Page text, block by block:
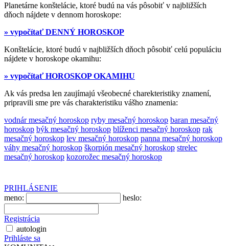
Planetárne konštelácie, ktoré budú na vás pôsobiť v najbližších
dňoch nájdete v dennom horoskope:
» vypočítať DENNÝ HOROSKOP
Konštelácie, ktoré budú v najbližších dňoch pôsobiť celú populáciu
nájdete v horoskope okamihu:
» vypočítať HOROSKOP OKAMIHU
Ak vás predsa len zaujímajú všeobecné charekteristiky znamení,
pripravili sme pre vás charakteristiku vášho znamenia:
vodnár mesačný horoskop ryby mesačný horoskop baran mesačný
horoskop býk mesačný horoskop blíženci mesačný horoskop rak
mesačný horoskop lev mesačný horoskop panna mesačný horoskop
váhy mesačný horoskop škorpión mesačný horoskop strelec
mesačný horoskop kozorožec mesačný horoskop
PRIHLÁSENIE
meno:
heslo:
Registrácia
autologin
Prihláste sa